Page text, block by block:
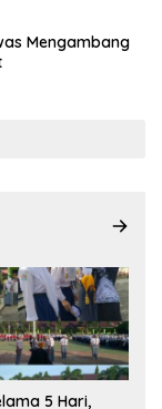
Mengambang
5 Hari,